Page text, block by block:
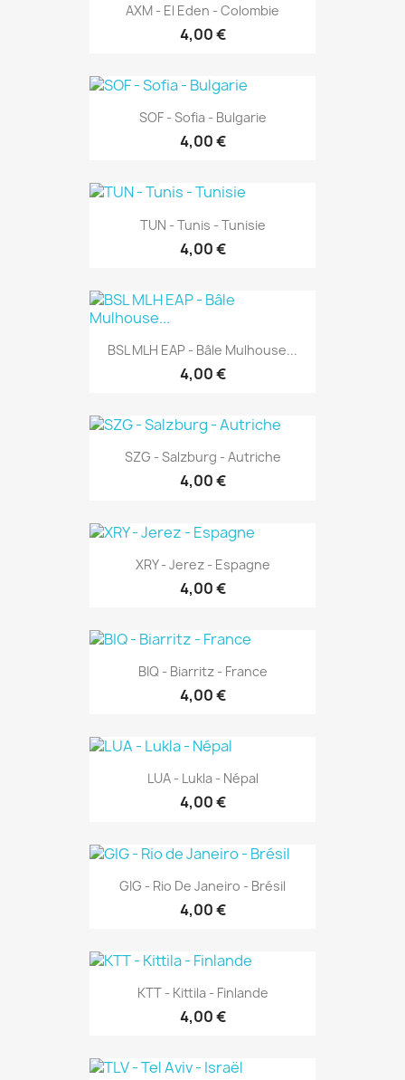
AXM - El Eden - Colombie
4,00 €
SOF - Sofia - Bulgarie
4,00 €
TUN - Tunis - Tunisie
4,00 €
BSL MLH EAP - Bâle Mulhouse...
4,00 €
SZG - Salzburg - Autriche
4,00 €
XRY - Jerez - Espagne
4,00 €
BIQ - Biarritz - France
4,00 €
LUA - Lukla - Népal
4,00 €
GIG - Rio De Janeiro - Brésil
4,00 €
KTT - Kittila - Finlande
4,00 €